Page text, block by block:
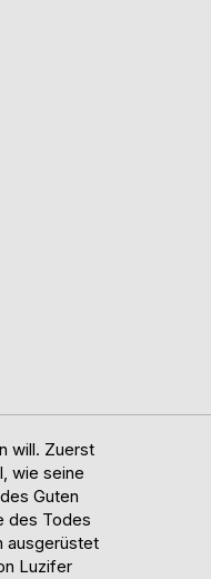
will. Zuerst
wie seine
Guten
des Todes
ausgerüstet
Luzifer